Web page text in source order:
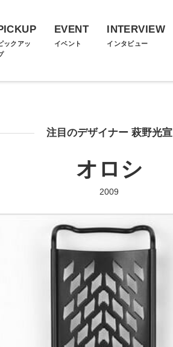
ックアッ
EVENT
イベント
INTERVIEW
インタビュー
注目のデザイナー 萩野光宣
オロシ
2009